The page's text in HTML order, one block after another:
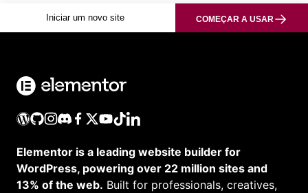
Iniciar um novo site COMEÇAR A USAR
Elementor is a leading website builder for
WordPress, powering over 22 million sites and
13% of the web. Built for professionals, creatives,